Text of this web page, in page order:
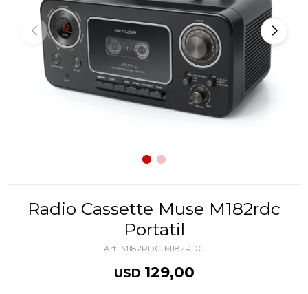
Radio Cassette Muse M182rdc
Portatil
M182RDC-M182RDC
USD 129,00